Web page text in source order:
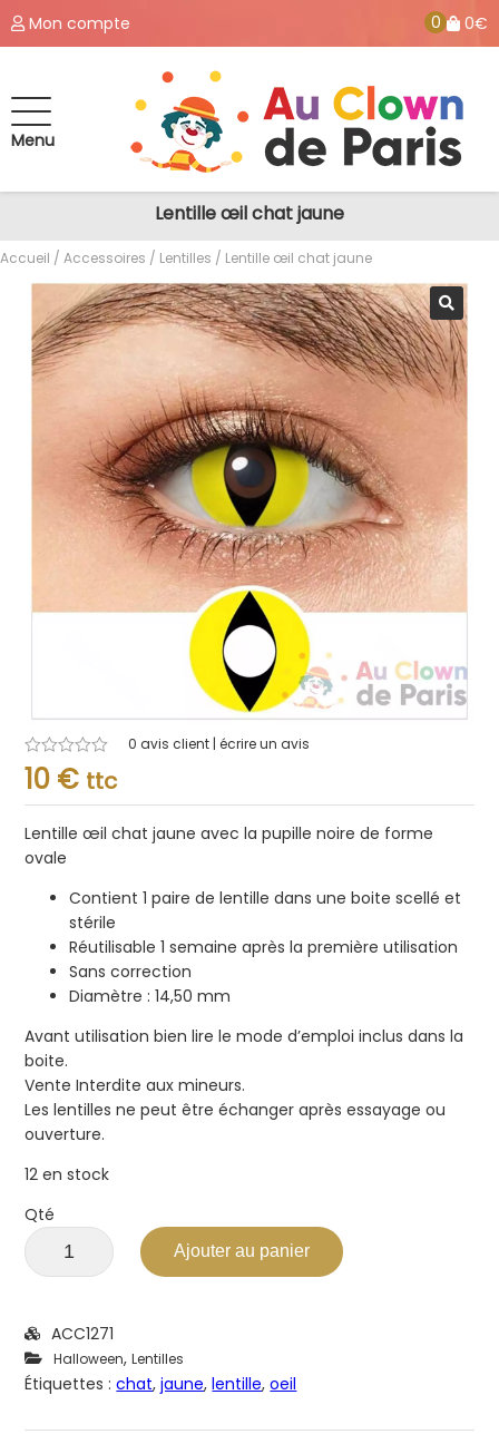
Mon compte 0 0€
Menu
Lentille œil chat jaune
Accueil / Accessoires / Lentilles / Lentille œil chat jaune
Note
0.001
0 avis client | écrire un avis
10 € ttc
Lentille œil chat jaune avec la pupille noire de forme
ovale
Contient 1 paire de lentille dans une boite scellé et
stérile
Réutilisable 1 semaine après la première utilisation
Sans correction
Diamètre : 14,50 mm
Avant utilisation bien lire le mode d’emploi inclus dans la
boite.
Vente Interdite aux mineurs.
Les lentilles ne peut être échanger après essayage ou
ouverture.
12 en stock
Qté
Ajouter au panier
ACC1271
Halloween,Lentilles
Étiquettes :chat,jaune,lentille,oeil